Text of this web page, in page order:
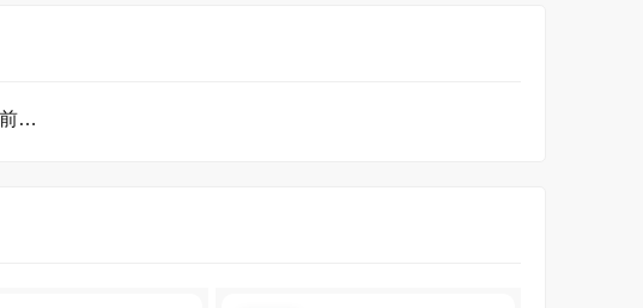
显卡测试软件排行榜前10名下载